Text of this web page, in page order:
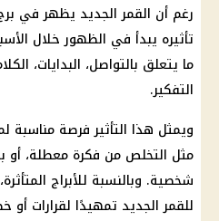
تأثيره يبدأ في الظهور خلال
ما يتعلق بالتواصل، البدايات،
التفكير.
ويمثل هذا التأثير فرصة مناسبة
مثل التخلص من فكرة معطلة، أو
شخصية. وبالنسبة للأبراج
للقمر الجديد تمهيدًا لقرارات أو